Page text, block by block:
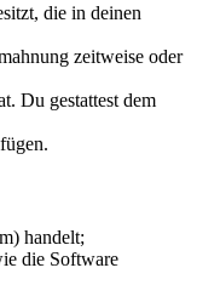
die in deinen
zeitweise oder
Du gestattest dem
handelt;
die Software